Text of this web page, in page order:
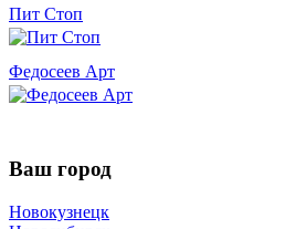
Пит Стоп
Федосеев Арт
Ваш город
Новокузнецк